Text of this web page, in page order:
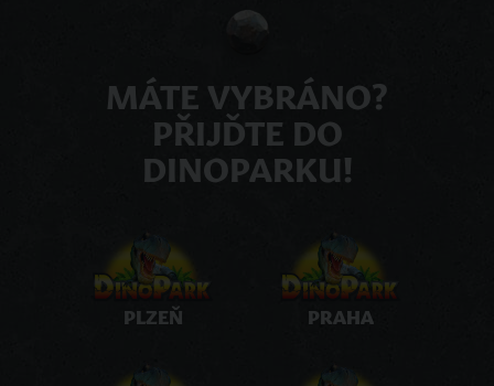
MÁTE VYBRÁNO?
PŘIJĎTE DO
DINOPARKU!
PLZEŇ PRAHA